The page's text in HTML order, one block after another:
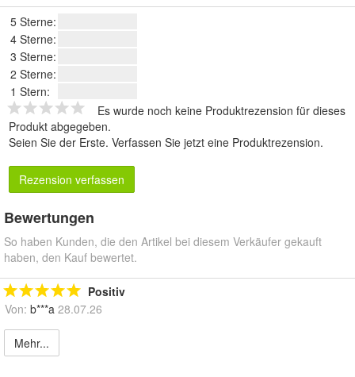
5 Sterne:
4 Sterne:
3 Sterne:
2 Sterne:
1 Stern:
Es wurde noch keine Produktrezension für dieses
Produkt abgegeben.
Seien Sie der Erste. Verfassen Sie jetzt eine Produktrezension.
Rezension verfassen
Bewertungen
So haben Kunden, die den Artikel bei diesem Verkäufer gekauft
haben, den Kauf bewertet.
Positiv
Von: b***a 28.07.26
Mehr...